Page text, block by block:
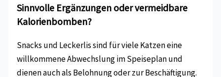
Sinnvolle Ergänzungen oder vermeidbare
Kalorienbomben?
Snacks und Leckerlis sind für viele Katzen eine
willkommene Abwechslung im Speiseplan und
dienen auch als Belohnung oder zur Beschäftigung.